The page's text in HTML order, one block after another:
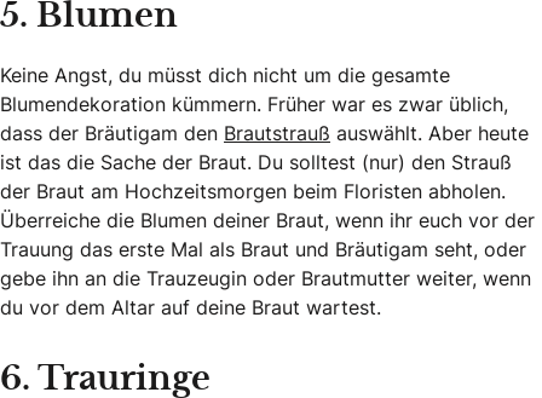
5. Blumen
Keine Angst, du müsst dich nicht um die gesamte
Blumendekoration kümmern. Früher war es zwar üblich,
dass der Bräutigam den Brautstrauß auswählt. Aber heute
ist das die Sache der Braut. Du solltest (nur) den Strauß
der Braut am Hochzeitsmorgen beim Floristen abholen.
Überreiche die Blumen deiner Braut, wenn ihr euch vor der
Trauung das erste Mal als Braut und Bräutigam seht, oder
gebe ihn an die Trauzeugin oder Brautmutter weiter, wenn
du vor dem Altar auf deine Braut wartest.
6. Trauringe